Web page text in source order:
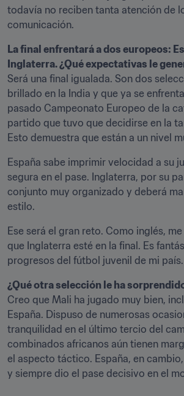
todavía no reciben tanta atención de
comunicación.
La final enfrentará a dos europeos:
Inglaterra. ¿Qué expectativas le
Será una final igualada. Son dos
brillado en la India y que ya se
pasado Campeonato Europeo de la
partido que tuvo que decidirse en la
Esto demuestra que están a un nivel
España sabe imprimir velocidad a su
segura en el pase. Inglaterra, por su
conjunto muy organizado y deberá
estilo.
Ese será el gran reto. Como inglés,
que Inglaterra esté en la final. Es
progresos del fútbol juvenil de mi país.
¿Qué otra selección le ha
Creo que Mali ha jugado muy bien,
España. Dispuso de numerosas
tranquilidad en el último tercio del
combinados africanos aún tienen
el aspecto táctico. España, en
y siempre dio el pase decisivo en el